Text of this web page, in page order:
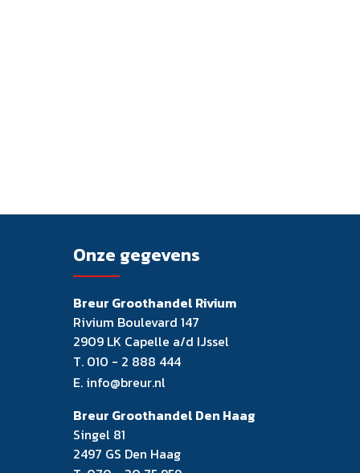
Onze gegevens
Breur Groothandel Rivium
Rivium Boulevard 147
2909 LK Capelle a/d IJssel
T. 010 - 2 888 444
E. info@breur.nl
Breur Groothandel Den Haag
Singel 81
2497 GS Den Haag